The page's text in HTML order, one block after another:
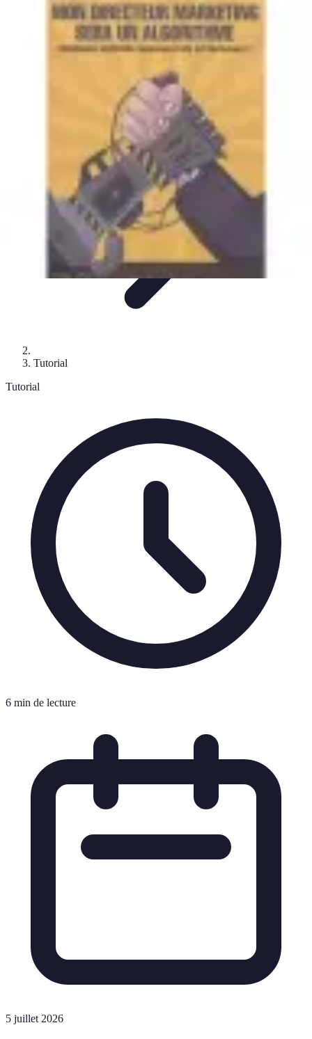
Pièces Détachées Tracteur
Pièces Détachées AnciennesGuides d'AchatEntretien et
Guide d'Achat Entretien et Maintenance
Tutorial
Tutorial
6 min de lecture
5 juillet 2026